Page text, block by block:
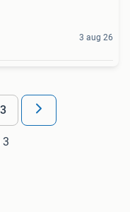
3 aug 26
3
3